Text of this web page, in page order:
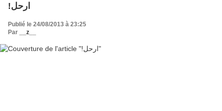
!ارحل
Publié le 24/08/2013 à 23:25
Par
__z__